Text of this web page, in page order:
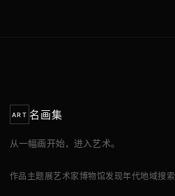
ART 名画集
从一幅画开始，进入艺术。
作品 主题展艺术家博物馆发现年代地域搜索